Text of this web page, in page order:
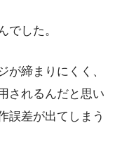
でした。
が締まりにくく、
されるんだと思い
誤差が出てしまう